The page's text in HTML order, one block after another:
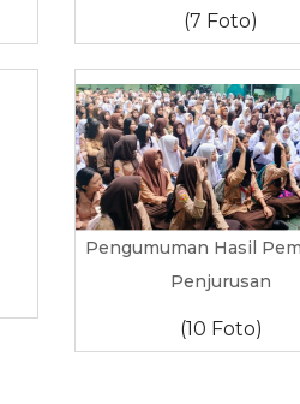
(7 Foto)
Pengumuman Hasil
Penjurusan
(10 Foto)